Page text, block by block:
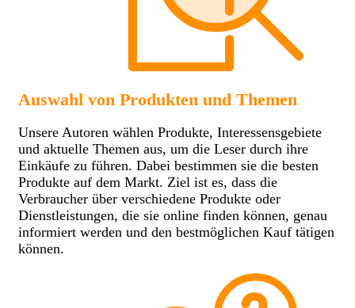
Auswahl von Produkten und Themen
Unsere Autoren wählen Produkte, Interessensgebiete
und aktuelle Themen aus, um die Leser durch ihre
Einkäufe zu führen. Dabei bestimmen sie die besten
Produkte auf dem Markt. Ziel ist es, dass die
Verbraucher über verschiedene Produkte oder
Dienstleistungen, die sie online finden können, genau
informiert werden und den bestmöglichen Kauf tätigen
können.